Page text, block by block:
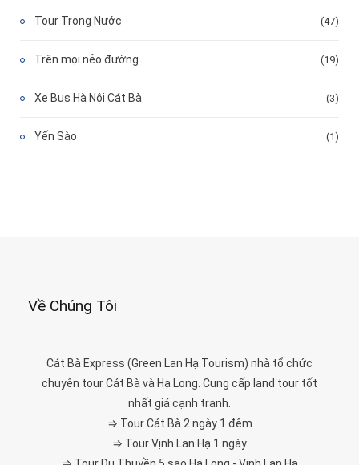
Tour Trong Nước (47)
Trên mọi nẻo đường (19)
Xe Bus Hà Nội Cát Bà (3)
Yến Sào (1)
Về Chúng Tôi
Cát Bà Express (Green Lan Hạ Tourism) nhà tổ chức
chuyên tour Cát Bà và Hạ Long. Cung cấp land tour tốt
nhất giá cạnh tranh.
⇒ Tour Cát Bà 2 ngày 1 đêm
⇒ Tour Vịnh Lan Hạ 1 ngày